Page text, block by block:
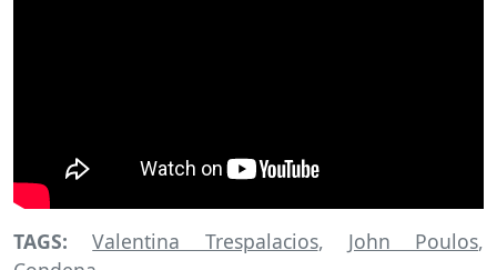
TAGS:Valentina Trespalacios, John Poulos,